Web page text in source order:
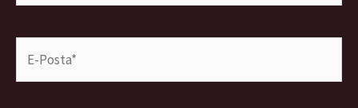
Posta*